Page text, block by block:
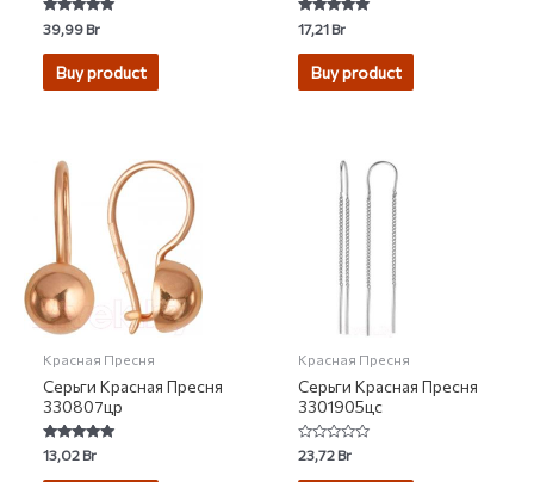
Rated
5.00
out of 5
39,99Br
Buy product
Rated
5.00
out of 5
17,21Br
Buy product
Красная Пресня
Серьги Красная Пресня
330807цр
Rated
5.00
out of 5
13,02Br
Красная Пресня
Серьги Красная Пресня
3301905цс
Rated
0
out
23,72Br